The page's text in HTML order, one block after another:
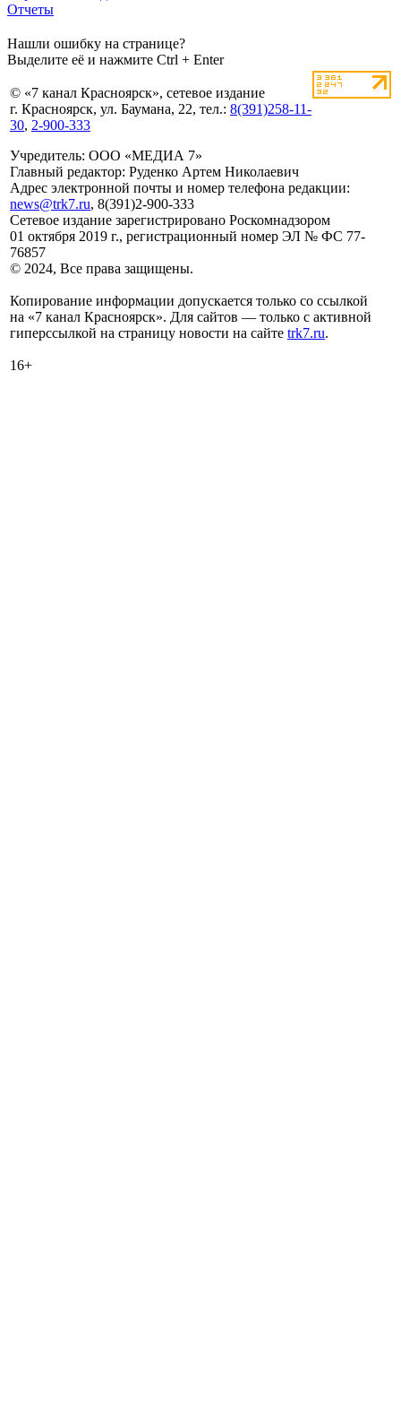
Отчеты
Нашли ошибку на странице?
Выделите её и нажмите Ctrl + Enter
© «7 канал Красноярск», сетевое издание
г. Красноярск, ул. Баумана, 22, тел.: 8(391)258-11-
30, 2-900-333
Учредитель: ООО «МЕДИА 7»
Главный редактор: Руденко Артем Николаевич
Адрес электронной почты и номер телефона редакции:
news@trk7.ru, 8(391)2-900-333
Сетевое издание зарегистрировано Роскомнадзором
01 октября 2019 г., регистрационный номер ЭЛ № ФС 77-
76857
© 2024, Все права защищены.
Копирование информации допускается только со ссылкой
на «7 канал Красноярск». Для сайтов — только с активной
гиперссылкой на страницу новости на сайте trk7.ru.
16+